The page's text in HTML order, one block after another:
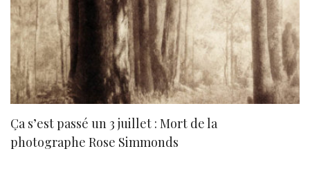
Ça s’est passé un 3 juillet : Mort de la
photographe Rose Simmonds